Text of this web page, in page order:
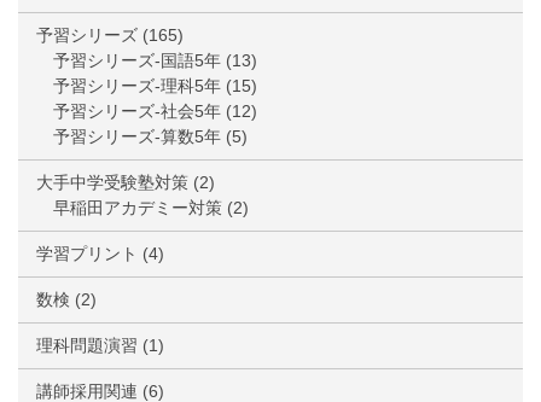
予習シリーズ (165)
予習シリーズ-国語5年 (13)
予習シリーズ-理科5年 (15)
予習シリーズ-社会5年 (12)
予習シリーズ-算数5年 (5)
大手中学受験塾対策 (2)
早稲田アカデミー対策 (2)
学習プリント (4)
数検 (2)
理科問題演習 (1)
講師採用関連 (6)